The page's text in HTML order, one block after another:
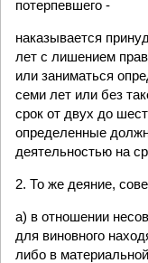
потерпевшего -
наказывается
лет с лишением
или заниматься
семи лет или без
срок от двух до
определенные
деятельностью на
2. То же деяние,
а) в отношении
для виновного
либо в